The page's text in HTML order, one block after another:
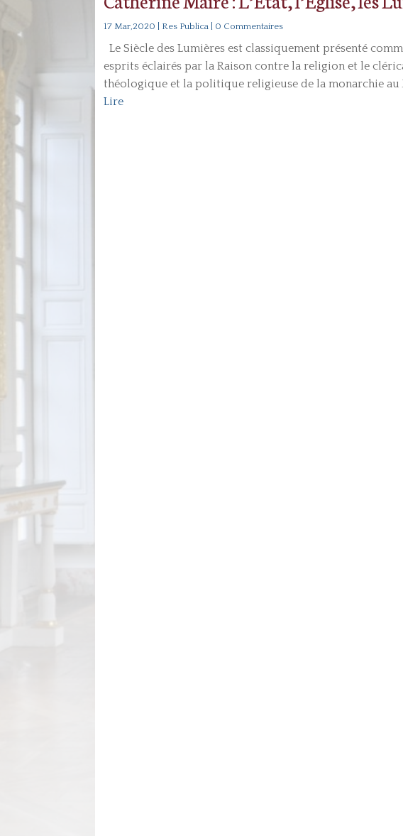
17 Mar,2020 Res Publica | 0 Commentaires
Le Siècle des Lumières est classiquement présenté
esprits éclairés par la Raison contre la religion et le
théologique et la politique religieuse de la monarchie au
Lire